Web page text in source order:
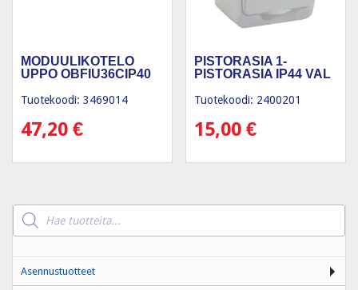
MODUULIKOTELO
UPPO OBFIU36CIP40
Tuotekoodi: 3469014
47,20 €
PISTORASIA 1-
PISTORASIA IP44 VAL
Tuotekoodi: 2400201
15,00€
Products
search
Asennustuotteet